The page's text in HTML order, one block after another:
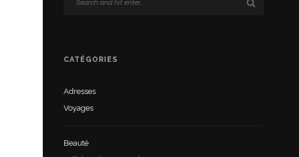
CATÉGORIES
Adresses
Voyages
Beauté